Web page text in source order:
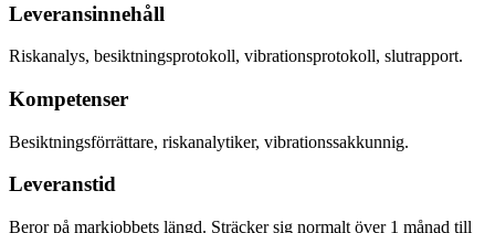
Leveransinnehåll
Riskanalys, besiktningsprotokoll, vibrationsprotokoll, slutrapport.
Kompetenser
Besiktningsförrättare, riskanalytiker, vibrationssakkunnig.
Leveranstid
Beror på markjobbets längd. Sträcker sig normalt över 1 månad till